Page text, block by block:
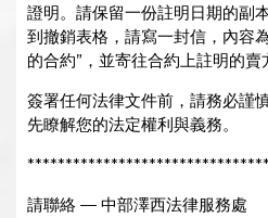
證明。請保留一份註明日期的副
到撤銷表格，請寫一封信，內容
的合約”，並寄往合約上註明的賣
簽署任何法律文件前，請務必謹
先瞭解您的法定權利與義務。
請聯絡 — 中部澤西法律服務處